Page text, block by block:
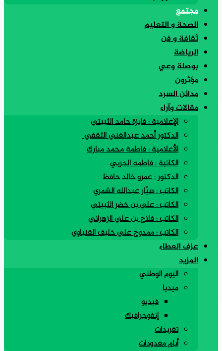
مجتمع
الصحة و التعليم
ثقافة و فن
الرياضة
بوصلة وعي
مؤثرون
مدائن السرد
مقالات وآراء
الإعلامية : فايزة حامد الثبيتي
الدكتور أحمد عبدالغني الثقفي
الأعلامية : فاطمة محمد مبارك
الكاتبة : فاطمه الحربي
الدكتور : عمرو خالد حافظ
الكاتب : سيّار عبدالله الشمري
الكاتب : علي بن خضر الثبيتي
الكاتب : فلاح بن علي الزهراني
الكاتب : ممدوح علي خليف القنياوي
عزف العطاء
المزيد
اليوم الوطني
ميديا
فيديو
إنفوجرافيك
تغريدات
أيام معدودات